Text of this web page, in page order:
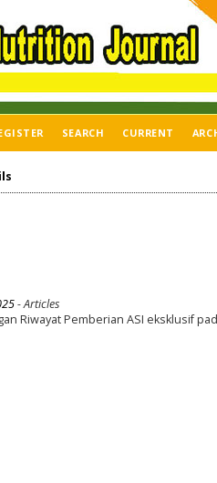
SEARCH CURRENT
- Articles
Riwayat Pemberian ASI eksklusif